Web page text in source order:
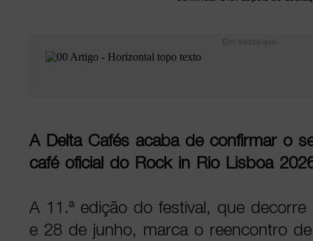
A Delta Cafés acaba de confirmar o
café oficial do Rock in Rio Lisboa
A 11.ª edição do festival, que
e 28 de junho, marca o reencontro